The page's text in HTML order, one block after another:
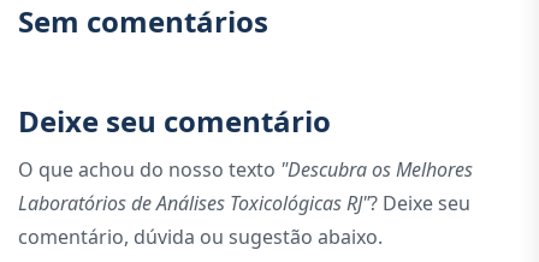
Sem comentários
Deixe seu comentário
O que achou do nosso texto "Descubra os Melhores
Laboratórios de Análises Toxicológicas RJ"? Deixe seu
comentário, dúvida ou sugestão abaixo.